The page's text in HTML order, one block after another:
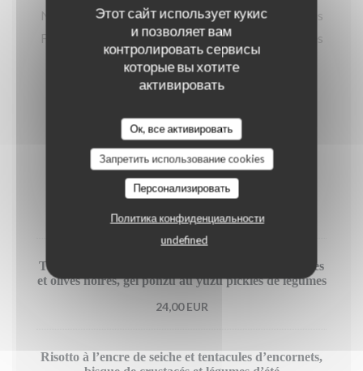
Этот сайт использует кукис
и позволяет вам
контролировать сервисы
которые вы хотите
активировать
Ок, все активировать
Запретить использование cookies
Персонализировать
Политика конфиденциальности
undefined
Nos plats chauds sont servis avec des légumes frais
Français (de région si possible) et de saison cuisinés
selon l'inspiration du chef
Nos Entrées « fait maison »
Marbré de foie-gras, pommes confites et chorizo ,
condiment figues, framboises et balsamique
25,00 EUR
Tataki de thon au sésame, houmous tomates confites
et olives noires, gel ponzu au yuzu pickles de légumes
24,00 EUR
Risotto à l’encre de seiche et tentacules d’encornets,